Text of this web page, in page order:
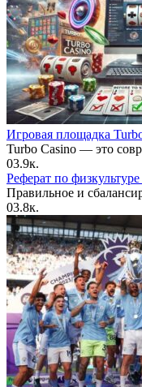
Игровая площадка
Turbo Casino — это
03.9к.
Реферат по
Правильное и
03.8к.